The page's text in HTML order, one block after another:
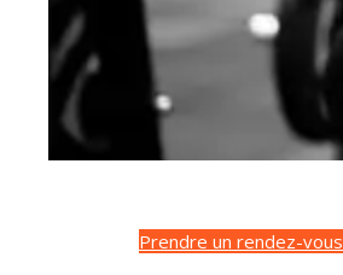
Prendre un rendez-